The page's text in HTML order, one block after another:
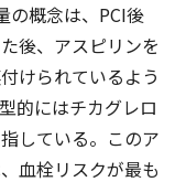
の概念は、PCI後
後、アスピリンを
けられているよう
的にはチカグレロ
している。このア
血栓リスクが最も